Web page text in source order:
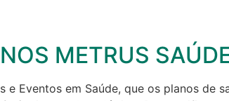
METRUS
Eventos em Saúde, que os planos de